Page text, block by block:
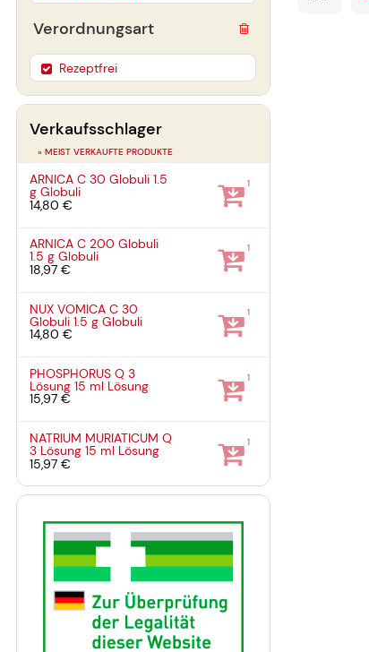
Verordnungsart
Rezeptfrei
Verkaufsschlager
» MEIST VERKAUFTE PRODUKTE
ARNICA C 30 Globuli1.5
gGlobuli
14,80 €
1
ARNICA C 200 Globuli
1.5 gGlobuli
18,97 €
1
NUX VOMICA C 30
Globuli1.5 gGlobuli
14,80 €
1
PHOSPHORUS Q 3
Lösung15 ml Lösung
15,97 €
1
NATRIUM MURIATICUM Q
3 Lösung15 ml Lösung
15,97 €
1